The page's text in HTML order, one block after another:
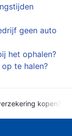
geen auto
het ophalen?
te halen?
kopen?